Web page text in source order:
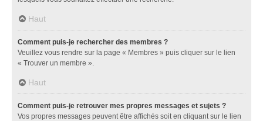
Haut
Comment puis-je rechercher des membres ?
Veuillez vous rendre sur la page « Membres » puis cliquer sur le lien
« Trouver un membre ».
Haut
Comment puis-je retrouver mes propres messages et sujets ?
Vos propres messages peuvent être affichés soit en cliquant sur le lien